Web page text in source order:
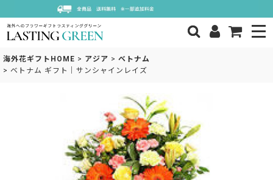
海外花ギフトHOME > アジア > ベトナム
> ベトナム ギフト｜サンシャインレイズ